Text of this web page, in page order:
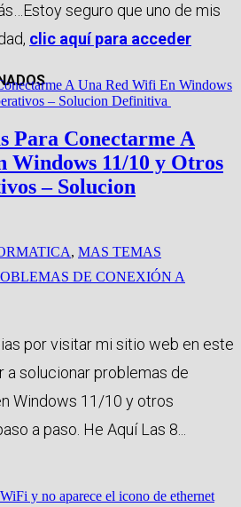
seguro que uno de mis
clic aquí para acceder
Para Conectarme A
Windows 11/10 y Otros
– Solucion
, MAS TEMAS
DE CONEXIÓN A
por visitar mi sitio web en este
a solucionar problemas de
Windows 11/10 y otros
a paso. He Aquí Las 8...